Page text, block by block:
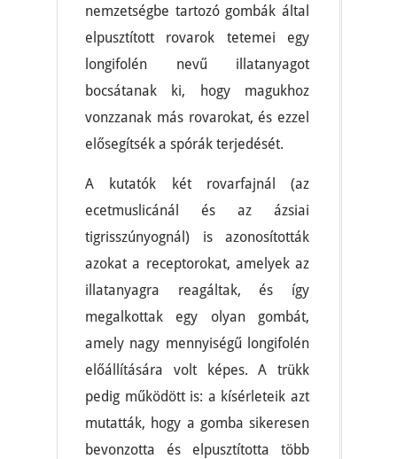
nemzetségbe tartozó gombák által
elpusztított rovarok tetemei egy
longifolén nevű illatanyagot
bocsátanak ki, hogy magukhoz
vonzzanak más rovarokat, és ezzel
elősegítsék a spórák terjedését.
A kutatók két rovarfajnál (az
ecetmuslicánál és az ázsiai
tigrisszúnyognál) is azonosították
azokat a receptorokat, amelyek az
illatanyagra reagáltak, és így
megalkottak egy olyan gombát,
amely nagy mennyiségű longifolén
előállítására volt képes. A trükk
pedig működött is: a kísérleteik azt
mutatták, hogy a gomba sikeresen
bevonzotta és elpusztította több